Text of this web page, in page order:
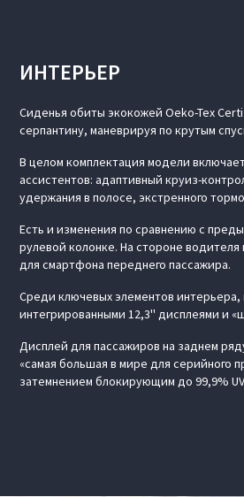
ИНТЕРЬЕР
Сиденья обиты экокожей Oeko-Tex
серпантину, маневрируя по крутым
В целом комплектация модели
ассистентов: адаптивный круиз-
удержания в полосе, экстренного
Есть и изменения по сравнению с
рулевой колонке. На стороне
для смартфона переднего пассажира.
Среди ключевых элементов
интегрированными 12,3'' дисплеями и
Дисплей для пассажиров на заднем
«самая большая в мире для серийного
затемнением блокирующим до 99,9%